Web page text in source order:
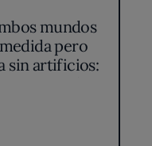
mundos
pero
sin artificios:
nueva,